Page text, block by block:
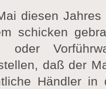
diesen
schicken
oder
daß der
Händler in